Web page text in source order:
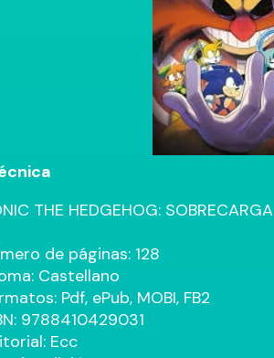
THE HEDGEHOG: SOBRECARGA
de páginas: 128
Castellano
Pdf, ePub, MOBI, FB2
9788410429031
Ecc